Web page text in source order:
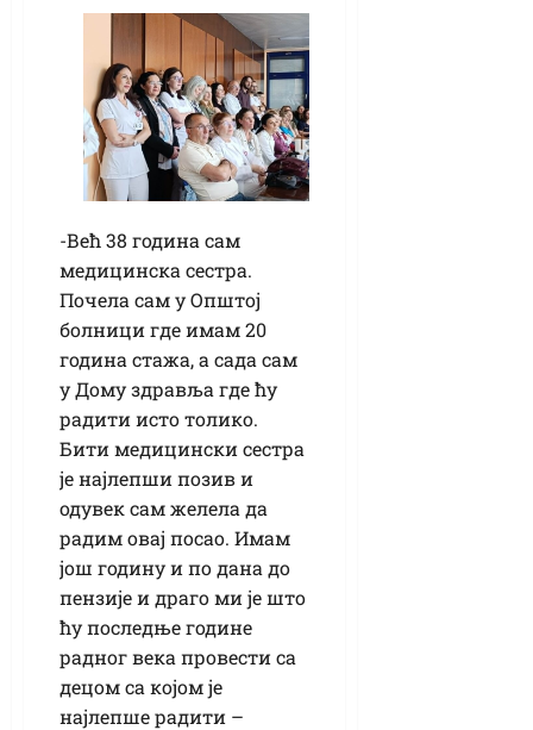
-Већ 38 година сам
медицинска сестра.
Почела сам у Општој
болници где имам 20
година стажа, а сада сам
у Дому здравља где ћу
радити исто толико.
Бити медицински сестра
је најлепши позив и
одувек сам желела да
радим овај посао. Имам
још годину и по дана до
пензије и драго ми је што
ћу последње године
радног века провести са
децом са којом је
најлепше радити –